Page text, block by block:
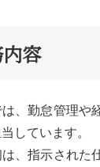
容
、勤怠管理や
しています。
は、指示された